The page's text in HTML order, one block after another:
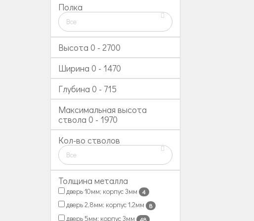
Полка
Все
Высота 0 - 2700
Ширина 0 - 1470
Глубина 0 - 715
Максимальная высота
ствола 0 - 1970
Кол-во стволов
Все
Толщина металла
дверь 10мм; корпус 3мм 4
дверь 2,8мм; корпус 1,2мм 8
дверь 5мм; корпус 3мм 48